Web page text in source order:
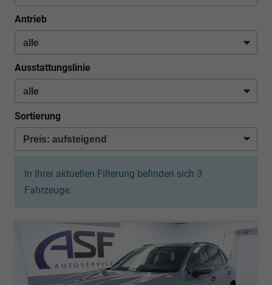
Antrieb
Ausstattungslinie
Sortierung
In Ihrer aktuellen Filterung befinden sich 3
Fahrzeuge: